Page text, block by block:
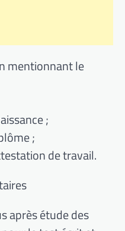
mentionnant le
;
;
de travail.
après étude des